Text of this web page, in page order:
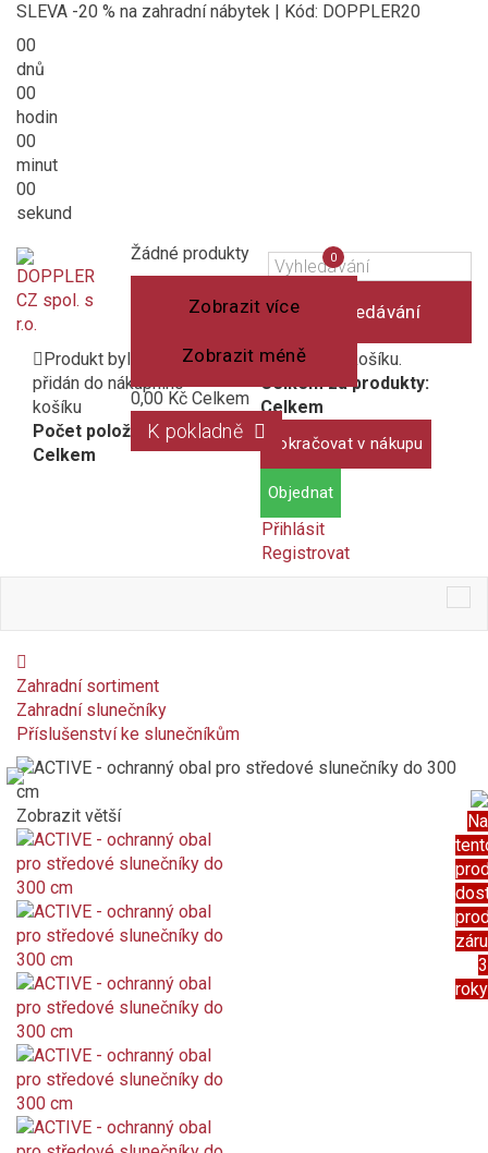
SLEVA -20 % na zahradní nábytek | Kód: DOPPLER20
00
dnů
00
hodin
00
minut
00
sekund
Vyhledávání
Košík
(prázdný)
Žádné produkty
Zobrazit více
Zobrazit méně
0,00 Kč Celkem
K pokladně
Produkt byl úspěšně
přidán do nákupního
košíku
Počet položek:
Celkem
1 produkt v košíku.
Celkem za produkty:
Celkem
Pokračovat v nákupu
Objednat
Přihlásit
Registrovat
Porovnání
produktů
0
Zahradní sortiment
Zahradní slunečníky
Příslušenství ke slunečníkům
Na
3
roky
Zobrazit větší